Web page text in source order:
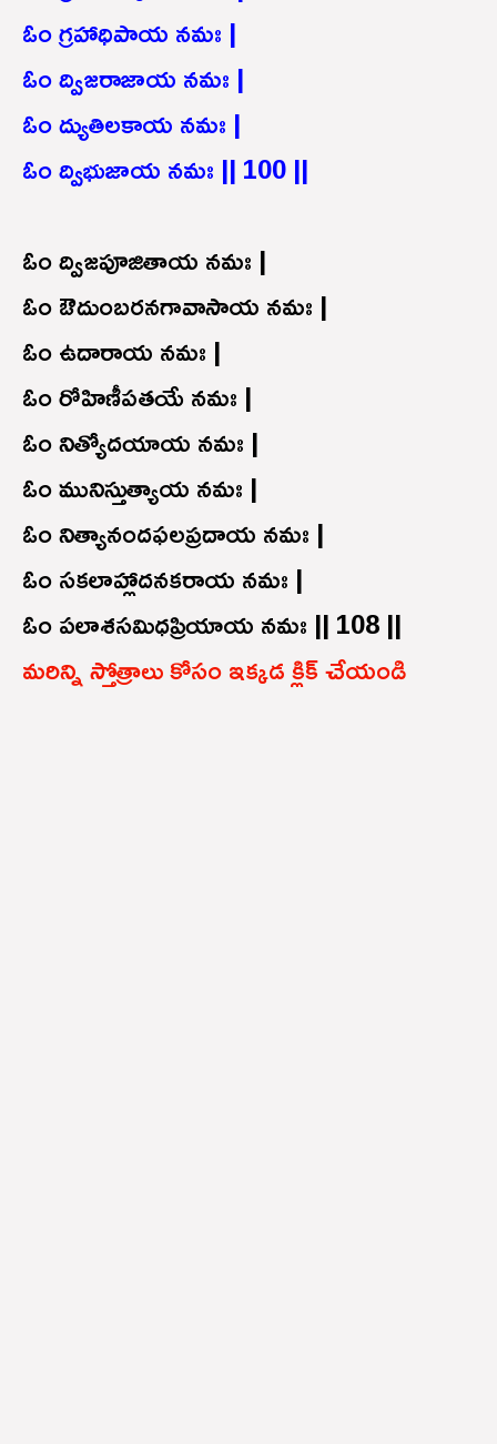
ఓం గ్రహాధిపాయ నమః |
ఓం ద్విజరాజాయ నమః |
ఓం ద్యుతిలకాయ నమః |
ఓం ద్విభుజాయ నమః || 100 ||
ఓం ద్విజపూజితాయ నమః |
ఓం ఔదుంబరనగావాసాయ నమః |
ఓం ఉదారాయ నమః |
ఓం రోహిణీపతయే నమః |
ఓం నిత్యోదయాయ నమః |
ఓం మునిస్తుత్యాయ నమః |
ఓం నిత్యానందఫలప్రదాయ నమః |
ఓం సకలాహ్లాదనకరాయ నమః |
ఓం పలాశసమిధప్రియాయ నమః || 108 ||
మరిన్ని స్తోత్రాలు కోసం ఇక్కడ క్లిక్ చేయండి